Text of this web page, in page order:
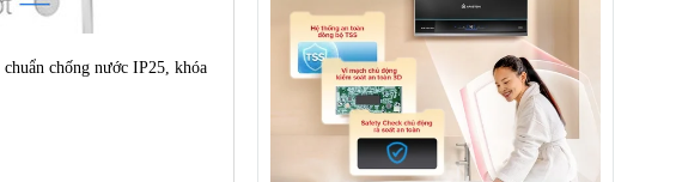
chống nước IP25, khóa